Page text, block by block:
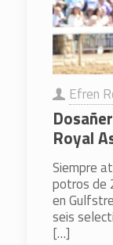
Efren
Royal
Siempre
potros de
en
seis
[…]